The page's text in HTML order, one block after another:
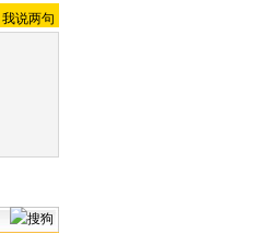
我说两句